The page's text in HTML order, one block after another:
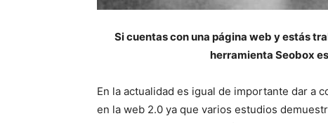
Si cuentas con una página web y estás
herramienta Seobox
En la actualidad es igual de importante dar a
en la web 2.0 ya que varios estudios